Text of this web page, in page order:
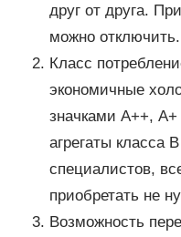
друг от друга.
можно отключить.
Класс
экономичные
значками А++,
агрегаты
специалистов,
приобретать не
Возможность